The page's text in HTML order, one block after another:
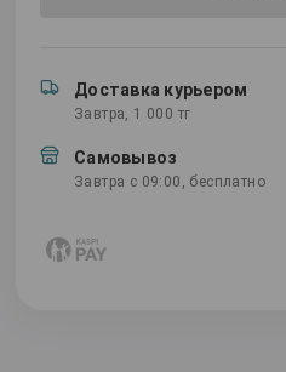
Доставка курьером
Завтра, 1 000 тг
Самовывоз
Завтра с 09:00, бесплатно